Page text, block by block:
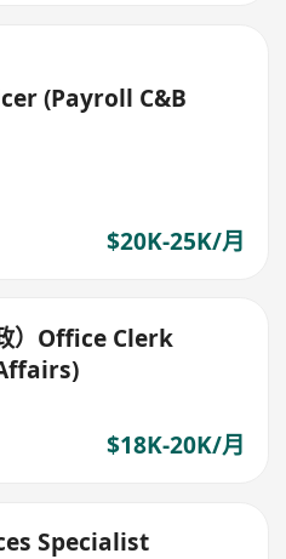
(Payroll C&B
$20K-25K/月
）Office Clerk
$18K-20K/月
Specialist